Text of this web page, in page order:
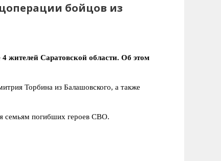
бойцов из
жителей Саратовской области. Об этом
Торбина из Балашовского, а также
семьям погибших героев СВО.